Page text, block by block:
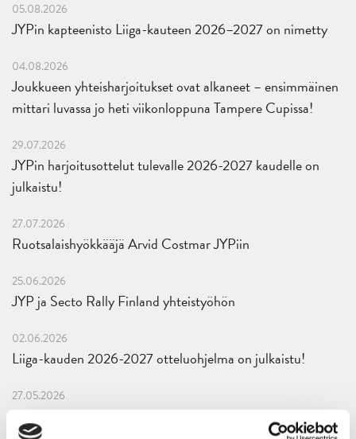
05.08.2026
JYPin kapteenisto Liiga-kauteen 2026–2027 on nimetty
04.08.2026
Joukkueen yhteisharjoitukset ovat alkaneet – ensimmäinen
mittari luvassa jo heti viikonloppuna Tampere Cupissa!
29.07.2026
JYPin harjoitusottelut tulevalle 2026-2027 kaudelle on
julkaistu!
27.07.2026
Ruotsalaishyökkääjä Arvid Costmar JYPiin
25.06.2026
JYP ja Secto Rally Finland yhteistyöhön
02.06.2026
Liiga-kauden 2026-2027 otteluohjelma on julkaistu!
27.05.2026
Reece Newkirk vahvistamaan JYP-hyökkäystä!